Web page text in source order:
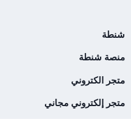
شنطة
منصة شنطة
متجر الكتروني
متجر إلكتروني مجاني